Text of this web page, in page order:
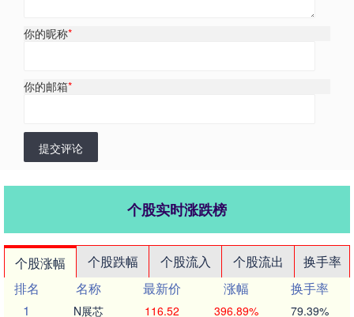
你的昵称*
你的邮箱*
提交评论
个股实时涨跌榜
个股涨幅 个股跌幅 个股流入 个股流出
换手率
排名
名称 最新价 涨幅
换手率
1
N展芯 116.52 396.89% 79.39%